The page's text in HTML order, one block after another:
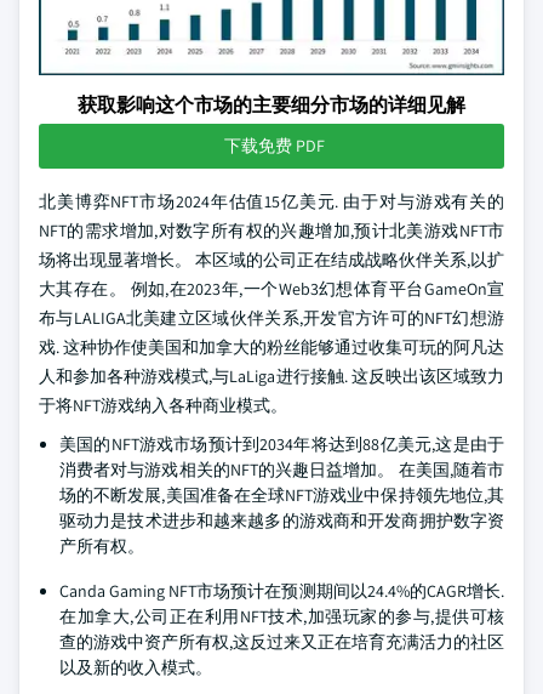
获取影响这个市场的主要细分市场的详细见解
下载免费 PDF
北美博弈NFT市场2024年估值15亿美元. 由于对与游戏有关的
NFT的需求增加,对数字所有权的兴趣增加,预计北美游戏NFT市
场将出现显著增长。 本区域的公司正在结成战略伙伴关系,以扩
大其存在。 例如,在2023年,一个Web3幻想体育平台GameOn宣
布与LALIGA北美建立区域伙伴关系,开发官方许可的NFT幻想游
戏. 这种协作使美国和加拿大的粉丝能够通过收集可玩的阿凡达
人和参加各种游戏模式,与LaLiga进行接触. 这反映出该区域致力
于将NFT游戏纳入各种商业模式。
美国的NFT游戏市场预计到2034年将达到88亿美元,这是由于
消费者对与游戏相关的NFT的兴趣日益增加。 在美国,随着市
场的不断发展,美国准备在全球NFT游戏业中保持领先地位,其
驱动力是技术进步和越来越多的游戏商和开发商拥护数字资
产所有权。
Canda Gaming NFT市场预计在预测期间以24.4%的CAGR增长.
在加拿大,公司正在利用NFT技术,加强玩家的参与,提供可核
查的游戏中资产所有权,这反过来又正在培育充满活力的社区
以及新的收入模式。